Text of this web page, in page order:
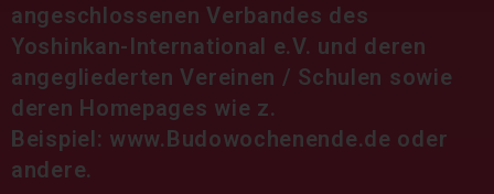
angeschlossenen Verbandes des
Yoshinkan-International e.V. und deren
angegliederten Vereinen / Schulen sowie
deren Homepages wie z.
Beispiel: www.Budowochenende.de oder
andere.